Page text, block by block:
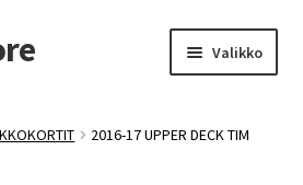
Valikko
2016-17 UPPER DECK TIM